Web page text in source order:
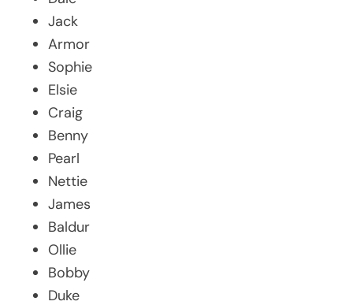
Jack
Armor
Sophie
Elsie
Craig
Benny
Pearl
Nettie
James
Baldur
Ollie
Bobby
Duke